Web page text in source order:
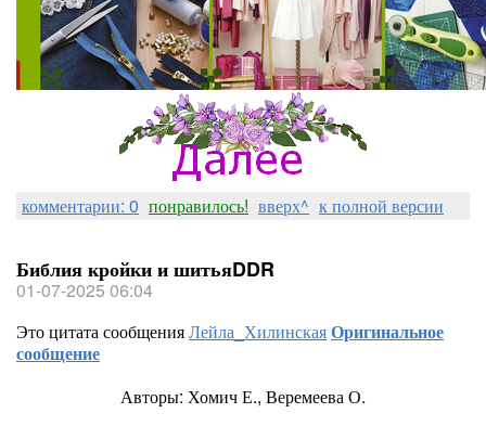
комментарии: 0 понравилось! вверх^ к полной версии
Библия кройки и шитьяDDR
01-07-2025 06:04
Это цитата сообщенияЛейла_ХилинскаяОригинальное
сообщение
Авторы: Хомич Е., Веремеева О.